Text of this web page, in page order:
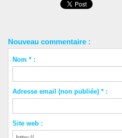
Nouveau commentaire :
Nom * :
Adresse email (non publiée) * :
Site web :